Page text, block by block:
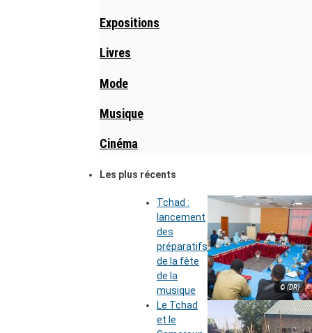
Expositions
Livres
Mode
Musique
Cinéma
Les plus récents
© (DR)
Tchad :
lancement
des
préparatifs
de la fête
de la
musique
Le Tchad
et le